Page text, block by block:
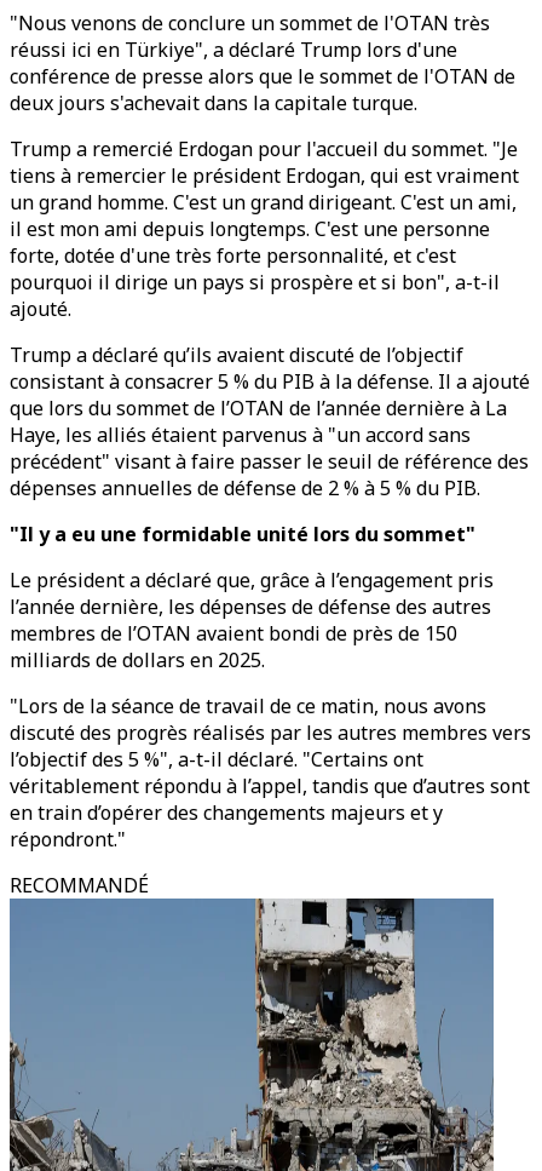
"Nous venons de conclure un sommet de l'OTAN très
réussi ici en Türkiye", a déclaré Trump lors d'une
conférence de presse alors que le sommet de l'OTAN de
deux jours s'achevait dans la capitale turque.
Trump a remercié Erdogan pour l'accueil du sommet. "Je
tiens à remercier le président Erdogan, qui est vraiment
un grand homme. C'est un grand dirigeant. C'est un ami,
il est mon ami depuis longtemps. C'est une personne
forte, dotée d'une très forte personnalité, et c'est
pourquoi il dirige un pays si prospère et si bon", a-t-il
ajouté.
Trump a déclaré qu’ils avaient discuté de l’objectif
consistant à consacrer 5 % du PIB à la défense. Il a ajouté
que lors du sommet de l’OTAN de l’année dernière à La
Haye, les alliés étaient parvenus à "un accord sans
précédent" visant à faire passer le seuil de référence des
dépenses annuelles de défense de 2 % à 5 % du PIB.
"Il y a eu une formidable unité lors du sommet"
Le président a déclaré que, grâce à l’engagement pris
l’année dernière, les dépenses de défense des autres
membres de l’OTAN avaient bondi de près de 150
milliards de dollars en 2025.
"Lors de la séance de travail de ce matin, nous avons
discuté des progrès réalisés par les autres membres vers
l’objectif des 5 %", a-t-il déclaré. "Certains ont
véritablement répondu à l’appel, tandis que d’autres sont
en train d’opérer des changements majeurs et y
répondront."
RECOMMANDÉ